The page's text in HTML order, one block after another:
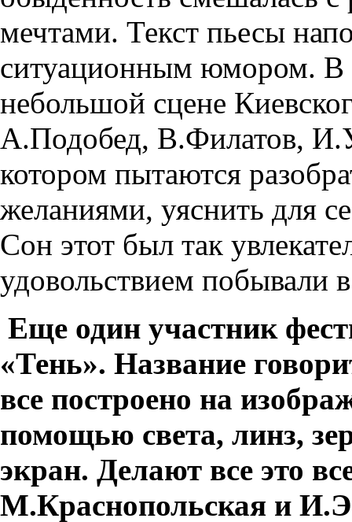
мечтами. Текст пьесы
ситуационным юмором. В
небольшой сцене
А.Подобед, В.Филатов,
котором пытаются
желаниями, уяснить для
Сон этот был так
удовольствием побывали
Еще один участник
«Тень». Название
все построено на
помощью света, линз,
экран. Делают все это
М.Краснопольская и